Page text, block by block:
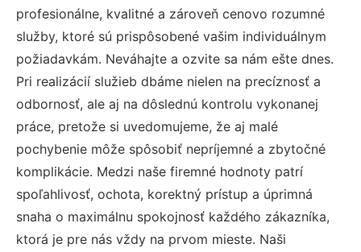
profesionálne, kvalitné a zároveň cenovo rozumné
služby, ktoré sú prispôsobené vašim individuálnym
požiadavkám. Neváhajte a ozvite sa nám ešte dnes.
Pri realizácií služieb dbáme nielen na precíznosť a
odbornosť, ale aj na dôslednú kontrolu vykonanej
práce, pretože si uvedomujeme, že aj malé
pochybenie môže spôsobiť nepríjemné a zbytočné
komplikácie. Medzi naše firemné hodnoty patrí
spoľahlivosť, ochota, korektný prístup a úprimná
snaha o maximálnu spokojnosť každého zákazníka,
ktorá je pre nás vždy na prvom mieste. Naši